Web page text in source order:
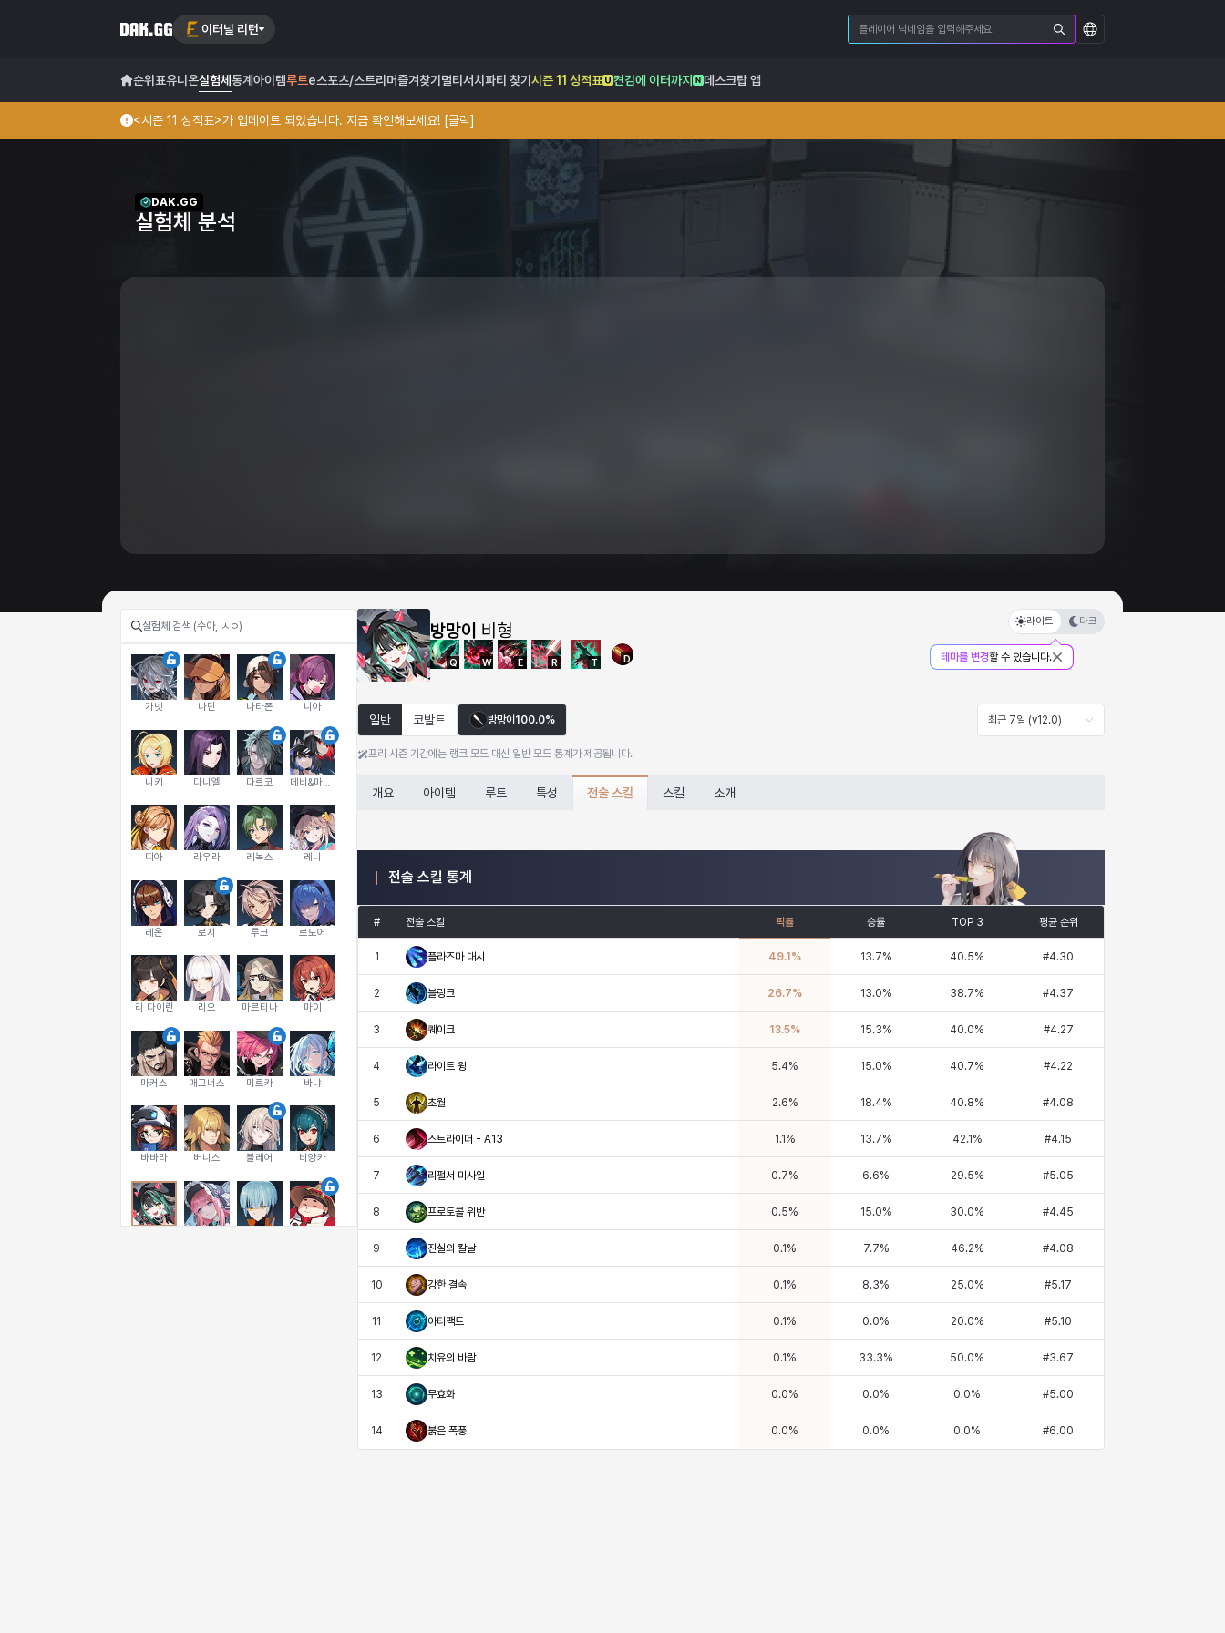
이터널 리턴
순위표유니온실험체 통계 아이템루트e스포츠/스트리머즐겨찾기 멀티서치 파티 찾기 시즌 11 성적표 켠김에 이터까지 데스크탑 앱
<시즌 11 성적표>가 업데이트 되었습니다. 지금 확인해보세요! [클릭]
DAK.GG
실험체 분석
가넷 나딘 나타폰 니아
니키 다니엘 다르코
띠아 라우라 레녹스 레니
레온 로지 루크 르노어
리 다이린 리오 마르티나 마이
마커스 매그너스 미르카 바냐
바바라 버니스 블레어 비앙카
방망이 비형
Q W E R T D
라이트 다크
테마를 변경할 수 있습니다.
일반 코발트 방망이 100.0% 최근 7일 (v12.0)
프리 시즌 기간에는 랭크 모드 대신 일반 모드 통계가 제공됩니다.
개요 아이템 루트 특성 전술 스킬 스킬 소개
전술 스킬 통계
# 전술 스킬 픽률 승률 TOP 3 평균 순위
1 플라즈마 대시 49.1% 13.7% 40.5% #4.30
2 블링크 26.7% 13.0% 38.7% #4.37
3 퀘이크 13.5% 15.3% 40.0% #4.27
4 라이트 윙 5.4% 15.0% 40.7% #4.22
5 초월 2.6% 18.4% 40.8% #4.08
6 스트라이더 - A13 1.1% 13.7% 42.1% #4.15
7 리펄서 미사일 0.7% 6.6% 29.5% #5.05
8 프로토콜 위반 0.5% 15.0% 30.0% #4.45
9 진실의 칼날 0.1% 7.7% 46.2% #4.08
10 강한 결속 0.1% 8.3% 25.0% #5.17
11 아티팩트 0.1% 0.0% 20.0% #5.10
12 치유의 바람 0.1% 33.3% 50.0% #3.67
13 무효화 0.0% 0.0% 0.0% #5.00
14 붉은 폭풍 0.0% 0.0% 0.0% #6.00